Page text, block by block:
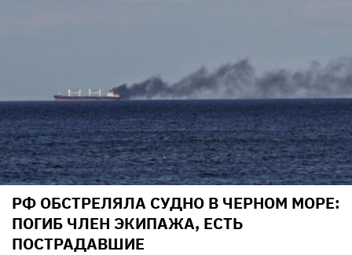
РФ ОБСТРЕЛЯЛА СУДНО В ЧЕРНОМ МОРЕ:
ПОГИБ ЧЛЕН ЭКИПАЖА, ЕСТЬ
ПОСТРАДАВШИЕ